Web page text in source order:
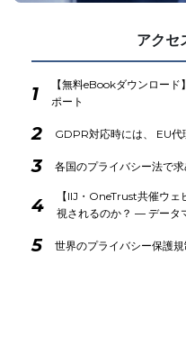
アクセ
1
【無料eBookダウンロー
ポート
2 GDPR対応時には、 EU代
3 各国のプライバシー法で
4
【IIJ・OneTrust共催ウ
視されるのか？ ― データ
5 世界のプライバシー保護